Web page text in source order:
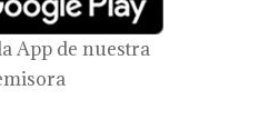
App de nuestra